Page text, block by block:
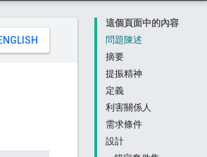
這個頁面中的內容
問題陳述
摘要
提振精神
定義
利害關係人
需求條件
設計